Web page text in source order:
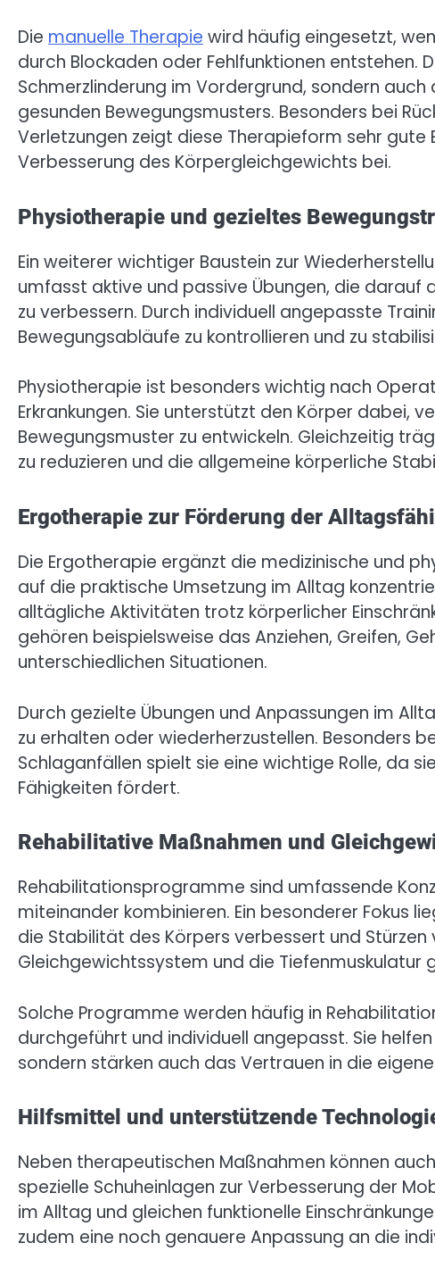
Die manuelle Therapie wird häufig eingesetzt,
durch Blockaden oder Fehlfunktionen entstehen.
Schmerzlinderung im Vordergrund, sondern
gesunden Bewegungsmusters. Besonders bei
Verletzungen zeigt diese Therapieform sehr gute
Verbesserung des Körpergleichgewichts bei.
Physiotherapie und gezieltes
Ein weiterer wichtiger Baustein zur
umfasst aktive und passive Übungen, die darauf
zu verbessern. Durch individuell angepasste
Bewegungsabläufe zu kontrollieren und zu
Physiotherapie ist besonders wichtig nach
Erkrankungen. Sie unterstützt den Körper dabei,
Bewegungsmuster zu entwickeln. Gleichzeitig
zu reduzieren und die allgemeine körperliche
Ergotherapie zur Förderung der
Die Ergotherapie ergänzt die medizinische und
auf die praktische Umsetzung im Alltag
alltägliche Aktivitäten trotz körperlicher
gehören beispielsweise das Anziehen, Greifen,
unterschiedlichen Situationen.
Durch gezielte Übungen und Anpassungen im
zu erhalten oder wiederherzustellen. Besonders
Schlaganfällen spielt sie eine wichtige Rolle, da
Fähigkeiten fördert.
Rehabilitative Maßnahmen und
Rehabilitationsprogramme sind umfassende
miteinander kombinieren. Ein besonderer Fokus
die Stabilität des Körpers verbessert und
Gleichgewichtssystem und die Tiefenmuskulatur
Solche Programme werden häufig in
durchgeführt und individuell angepasst. Sie
sondern stärken auch das Vertrauen in die
Hilfsmittel und unterstützende
Neben therapeutischen Maßnahmen können
spezielle Schuheinlagen zur Verbesserung der
im Alltag und gleichen funktionelle
zudem eine noch genauere Anpassung an die